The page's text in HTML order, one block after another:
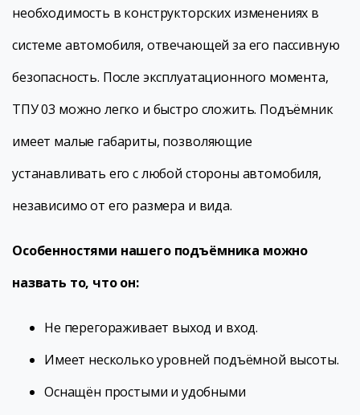
необходимость в конструкторских изменениях в
системе автомобиля, отвечающей за его пассивную
безопасность. После эксплуатационного момента,
ТПУ 03 можно легко и быстро сложить. Подъёмник
имеет малые габариты, позволяющие
устанавливать его с любой стороны автомобиля,
независимо от его размера и вида.
Особенностями нашего подъёмника можно
назвать то, что он:
Не перегораживает выход и вход.
Имеет несколько уровней подъёмной высоты.
Оснащён простыми и удобными